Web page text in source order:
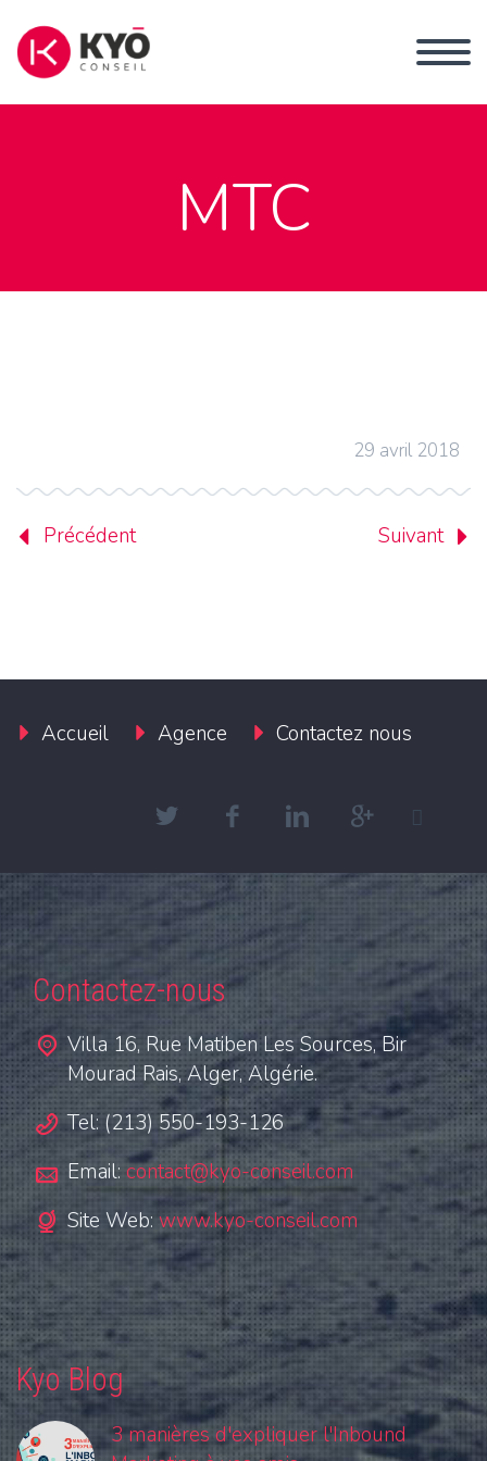
MTC
29 avril 2018
Précédent Suivant
Accueil Agence Contactez nous
Contactez-nous
Villa 16, Rue Matiben Les Sources, Bir
Mourad Rais, Alger, Algérie.
Tel: (213) 550-193-126
Email: contact@kyo-conseil.com
Site Web:www.kyo-conseil.com
Kyo Blog
3 manières d'expliquer l'Inbound